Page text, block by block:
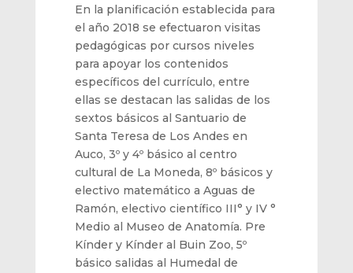
En la planificación establecida para
el año 2018 se efectuaron visitas
pedagógicas por cursos niveles
para apoyar los contenidos
específicos del currículo, entre
ellas se destacan las salidas de los
sextos básicos al Santuario de
Santa Teresa de Los Andes en
Auco, 3ºy 4º básico al centro
cultural de La Moneda, 8º básicos y
electivo matemático a Aguas de
Ramón, electivo científico III° y IV °
Medio al Museo de Anatomía. Pre
Kíndery Kínderal Buin Zoo, 5º
básico salidas al Humedal de